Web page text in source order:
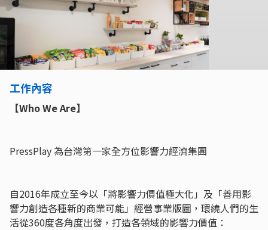
工作內容
【Who We Are】
PressPlay 為台灣第一家全方位影響力經濟集團
自2016年成立至今以「將影響力價值極大化」及「善用影
響力創造各種新的商業可能」經營事業版圖，環繞人們的生
活從360度各角度出發，打造各領域的影響力價值：